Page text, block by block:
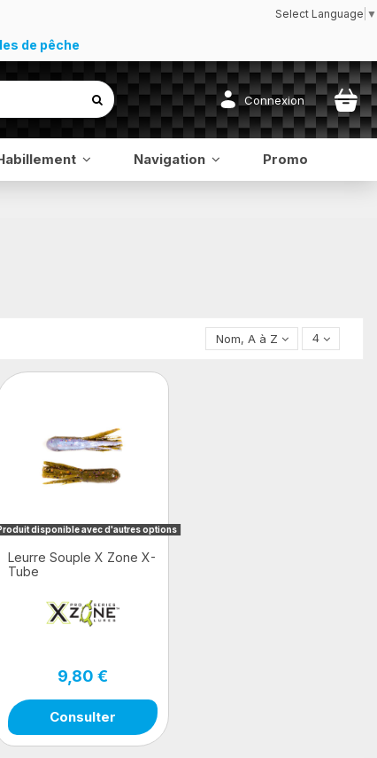
Select Language ▼
de pêche
Connexion
Navigation Promo
Nom, A à Z 4
disponible avec d'autres options
Leurre Souple X Zone X-
Tube
9,80 €
Consulter